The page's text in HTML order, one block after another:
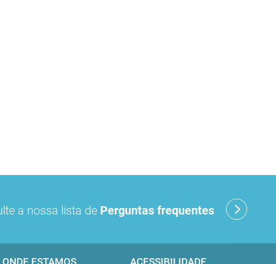
a nossa lista de Perguntas frequentes